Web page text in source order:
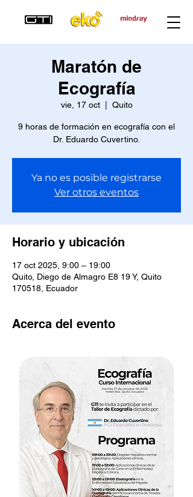
Maratón de
Ecografía
vie, 17 oct
  |
Quito
9 horas de formación en ecografía con el
Dr. Eduardo Cuvertino.
Ya no es posible registrarse
Ver otros eventos
Horario y ubicación
17 oct 2025, 9:00 – 19:00
Quito, Diego de Almagro E8 19 Y, Quito
170518, Ecuador
Acerca del evento